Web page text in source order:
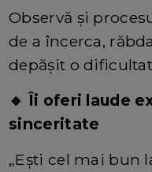
Observă și
de a încerca,
depășit o
🔹 Îi oferi laude
sinceritate
„Ești cel mai bun